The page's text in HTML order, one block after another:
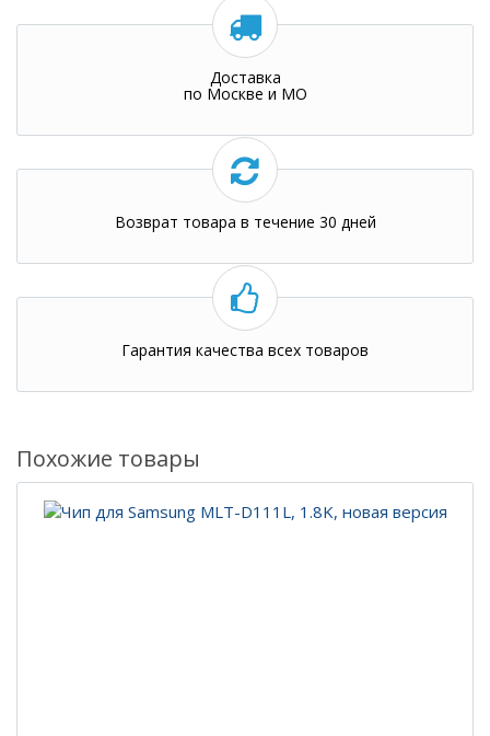
Доставка
по Москве и МО
Возврат товара в течение 30 дней
Гарантия качества всех товаров
Похожие товары